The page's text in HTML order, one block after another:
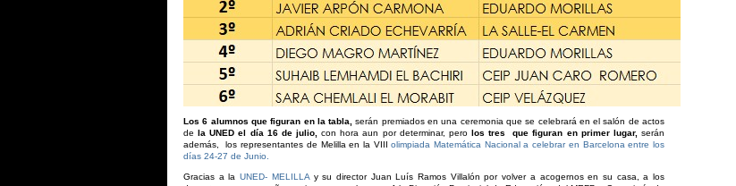
Los 6 alumnos que figuran en la tabla,serán premiados en una ceremonia que se celebrará en el salón de actos
dela UNED el día 16 de julio,con hora aun por determinar, pero los tres que figuran en primer lugar, serán
además, los representantes de Melilla en la VIIIolimpiada Matemática Nacional a celebrar en Barcelona entre los
días 24-27 de Junio.
Gracias a laUNED- MELILLAy su director Juan Luís Ramos Villalón por volver a acogernos en su casa, a los